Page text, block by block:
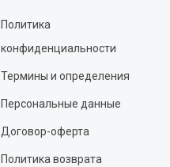
Политика
конфиденциальности
Термины и определения
Персональные данные
Договор-оферта
Политика возврата